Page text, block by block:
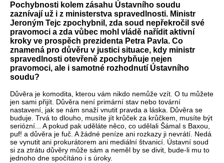
Pochybnosti kolem zásahu Ústavního soudu
zaznívají už i z ministerstva spravedlnosti. Ministr
Jeroným Tejc zpochybnil, zda soud nepřekročil své
pravomoci a zda vůbec mohl vládě nařídit aktivní
kroky ve prospěch prezidenta Petra Pavla. Co
znamená pro důvěru v justici situace, kdy ministr
spravedlnosti otevřeně zpochybňuje nejen
pravomoci, ale i samotné rozhodnutí Ústavního
soudu?
Důvěra je komodita, kterou vám nikdo nemůže vzít. O tu můžete
jen sami přijít. Důvěra není primární stav nebo tovární
nastavení, jak se nám snaží vnutit pravda a láska. Důvěra se
buduje. Trvá to dlouho, musíte jít krůček za krůčkem, musíte být
seriózní... A pokud pak uděláte něco, co udělali Šámal s Baxou,
puf! a důvěra je fuč. A žádné peníze ani rozkazy ji nevrátí. Nedá
se vynutit ani prokurátorem ani mediální štvanicí. Ústavní soud
si za ztrátu důvěry může sám a neměl by se divit, bude-li mu to
jednoho dne spočítáno i s úroky.